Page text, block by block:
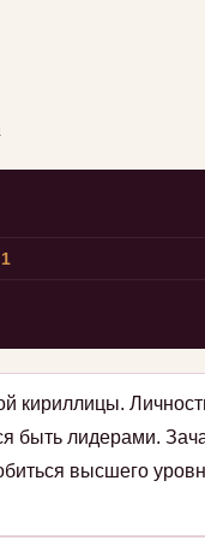
1
кириллицы.
быть лидерами.
высшего